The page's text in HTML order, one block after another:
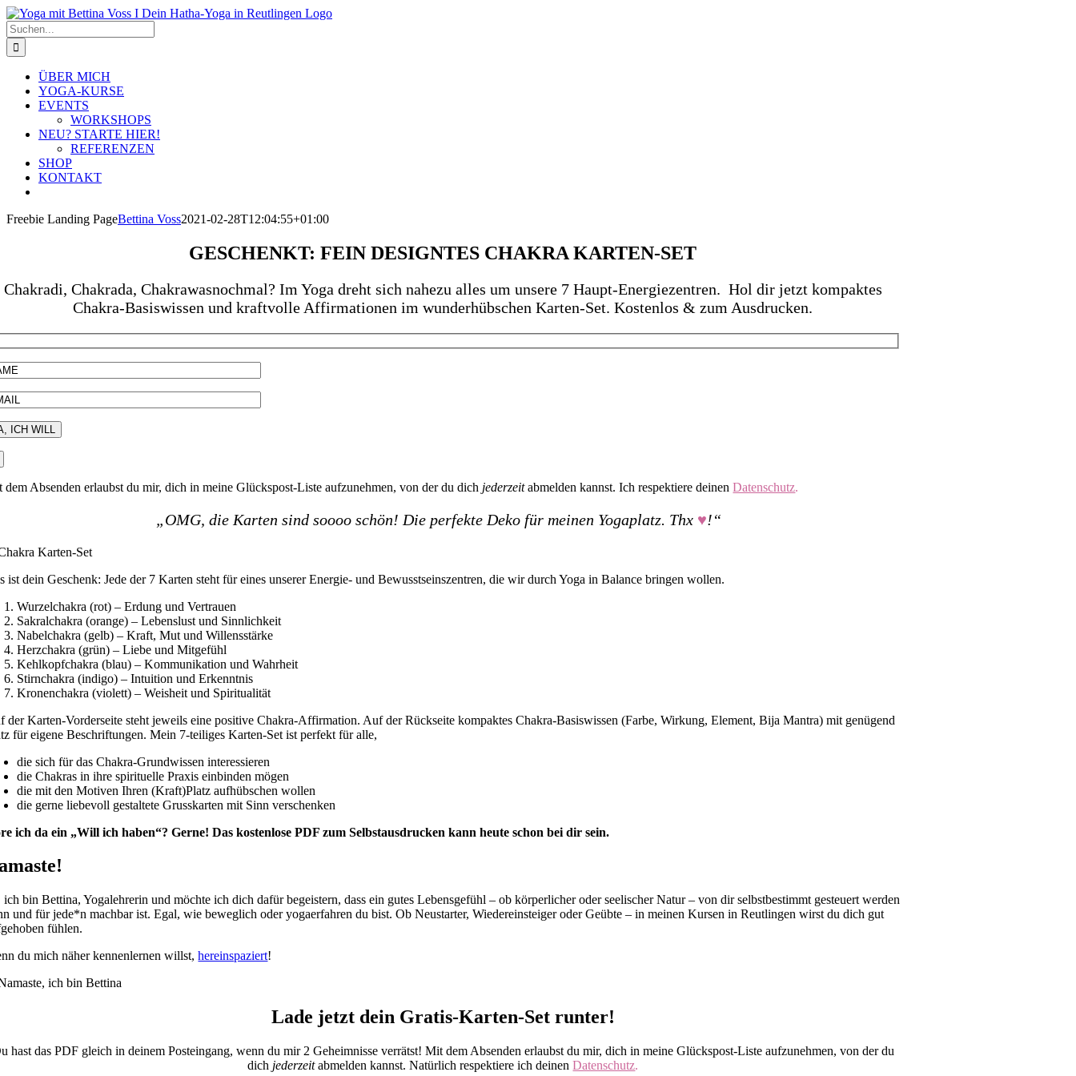
Zum
Inhalt
springen
Suche
nach:
ÜBER MICH
YOGA-KURSE
EVENTS
WORKSHOPS
NEU? STARTE HIER!
REFERENZEN
SHOP
KONTAKT
Freebie Landing PageBettina Voss2021-02-28T12:04:55+01:00
GESCHENKT: FEIN DESIGNTES CHAKRA KARTEN-SET
Chakradi, Chakrada, Chakrawasnochmal? Im Yoga dreht sich nahezu alles um unsere 7 Haupt-Energiezentren. Hol dir jetzt kompaktes
Chakra-Basiswissen und kraftvolle Affirmationen im wunderhübschen Karten-Set. Kostenlos & zum Ausdrucken.
dem Absenden erlaubst du mir, dich in meine Glückspost-Liste aufzunehmen, von der du dich jederzeitabmelden kannst. Ich respektiere deinenDatenschutz.
„OMG, die Karten sind soooo schön! Die perfekte Deko für meinen Yogaplatz. Thx ♥!“
ist dein Geschenk: Jede der 7 Karten steht für eines unserer Energie- und Bewusstseinszentren, die wir durch Yoga in Balance bringen wollen.
Wurzelchakra (rot) – Erdung und Vertrauen
Sakralchakra (orange) – Lebenslust und Sinnlichkeit
Nabelchakra (gelb) – Kraft, Mut und Willensstärke
Herzchakra (grün) – Liebe und Mitgefühl
Kehlkopfchakra (blau) – Kommunikation und Wahrheit
Stirnchakra (indigo) – Intuition und Erkenntnis
Kronenchakra (violett) – Weisheit und Spiritualität
der Karten-Vorderseite steht jeweils eine positive Chakra-Affirmation. Auf der Rückseite kompaktes Chakra-Basiswissen (Farbe, Wirkung, Element, Bija Mantra) mit genügend
für eigene Beschriftungen. Mein 7-teiliges Karten-Set ist perfekt für alle,
die sich für das Chakra-Grundwissen interessieren
die Chakras in ihre spirituelle Praxis einbinden mögen
die mit den Motiven Ihren (Kraft)Platz aufhübschen wollen
die gerne liebevoll gestaltete Grusskarten mit Sinn verschenken
ich da ein „Will ich haben“? Gerne! Das kostenlose PDF zum Selbstausdrucken kann heute schon bei dir sein.
bin Bettina, Yogalehrerin und möchte ich dich dafür begeistern, dass ein gutes Lebensgefühl – ob körperlicher oder seelischer Natur – von dir selbstbestimmt gesteuert werden
und für jede*n machbar ist. Egal, wie beweglich oder yogaerfahren du bist. Ob Neustarter, Wiedereinsteiger oder Geübte – in meinen Kursen in Reutlingen wirst du dich gut
fühlen.
du mich näher kennenlernen willst,hereinspaziert!
Lade jetzt dein Gratis-Karten-Set runter!
hast das PDF gleich in deinem Posteingang, wenn du mir 2 Geheimnisse verrätst! Mit dem Absenden erlaubst du mir, dich in meine Glückspost-Liste aufzunehmen, von der du
dich jederzeitabmelden kannst. Natürlich respektiere ich deinenDatenschutz.